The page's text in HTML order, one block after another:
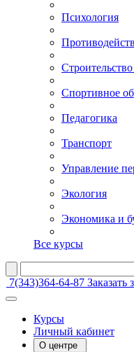
Психология
Спортивное
Педагогика
Транспорт
Управление
Экология
Экономика и
Все курсы
7(343)364-64-87 Заказать
Курсы
Личный кабинет
О центре